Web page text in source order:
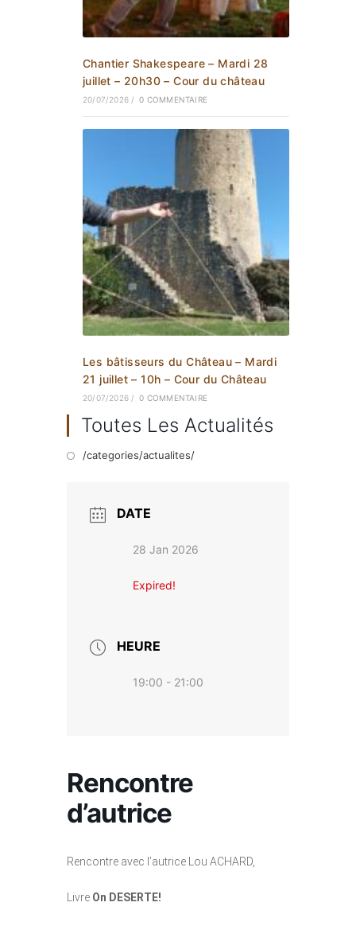
Chantier Shakespeare – Mardi 28
juillet – 20h30 – Cour du château
20/07/2026 / 0 COMMENTAIRE
Les bâtisseurs du Château – Mardi
21 juillet – 10h – Cour du Château
20/07/2026 / 0 COMMENTAIRE
Toutes Les Actualités
/categories/actualites/
DATE
28 Jan 2026
Expired!
HEURE
19:00 - 21:00
Rencontre
d’autrice
Rencontre avec l’autrice Lou ACHARD,
Livre On DESERTE!